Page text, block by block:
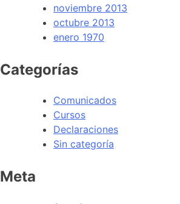
noviembre 2013
octubre 2013
enero 1970
Categorías
Comunicados
Cursos
Declaraciones
Sin categoría
Meta